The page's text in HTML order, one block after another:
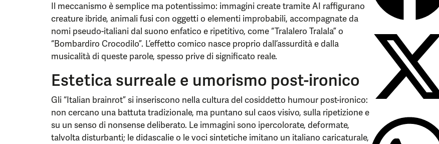
Il meccanismo è semplice ma potentissimo: immagini create tramite AI raffigurano
creature ibride, animali fusi con oggetti o elementi improbabili, accompagnate da
nomi pseudo-italiani dal suono enfatico e ripetitivo, come “Tralalero Tralala” o
“Bombardiro Crocodilo”. L’effetto comico nasce proprio dall’assurdità e dalla
musicalità di queste parole, spesso prive di significato reale.
Estetica surreale e umorismo post-ironico
Gli “Italian brainrot” si inseriscono nella cultura del cosiddetto humour post-ironico:
non cercano una battuta tradizionale, ma puntano sul caos visivo, sulla ripetizione e
su un senso di nonsense deliberato. Le immagini sono ipercolorate, deformate,
talvolta disturbanti; le didascalie o le voci sintetiche imitano un italiano caricaturale,